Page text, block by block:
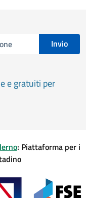
Invio
e gratuiti per
: Piattaforma per i